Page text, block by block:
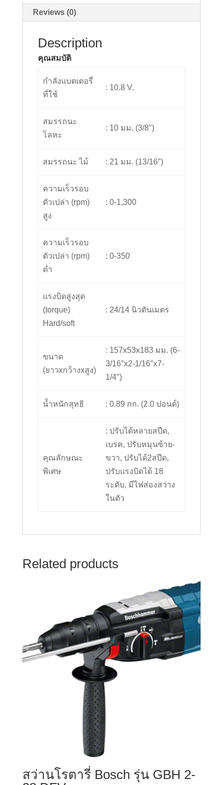
Reviews (0)
Description
คุณสมบัติ
กำลังแบตเตอรี่
ที่ใช้
: 10.8 V.
สมรรถนะ
โลหะ
: 10 มม. (3/8″)
สมรรถนะ ไม้ : 21 มม. (13/16″)
ความเร็วรอบ
ตัวเปล่า (rpm)
สูง
: 0-1,300
ความเร็วรอบ
ตัวเปล่า (rpm)
ต่ำ
: 0-350
แรงบิดสูงสุด
(torque)
Hard/soft
: 24/14 นิวตันเมตร
ขนาด
(ยาวxกว้างxสูง)
: 157x53x183 มม. (6-
3/16″x2-1/16″x7-
1/4″)
น้ำหนักสุทธิ : 0.89 กก. (2.0 ปอนด์)
คุณลักษณะ
พิเศษ
: ปรับได้หลายสปีด,
เบรค, ปรับหมุนซ้าย-
ขวา, ปรับได้2สปีด,
ปรับแรงบิดได้ 18
ระดับ, มีไฟส่องสว่าง
ในตัว
Related products
สว่านโรตารี่ Bosch รุ่น GBH 2-